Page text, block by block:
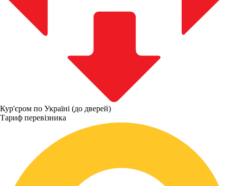
Кур'єром по Україні (до дверей)
Тариф перевізника